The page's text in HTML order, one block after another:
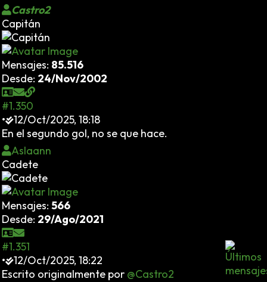
Castro2
Capitán
Mensajes: 85.516
Desde: 24/Nov/2002
#1.350
•
12/Oct/2025, 18:18
En el segundo gol, no se que hace.
Aslaann
Cadete
Mensajes: 566
Desde: 29/Ago/2021
#1.351
•
12/Oct/2025, 18:22
Escrito originalmente por @Castro2